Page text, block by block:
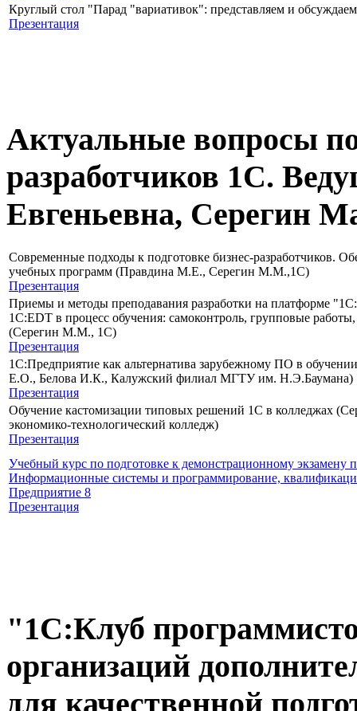
Круглый стол "Парад "вариативок": представляем и
Презентация
Актуальные вопросы
разработчиков 1С.
Евгеньевна, Серегин
Современные подходы к подготовке бизнес-разработчиков.
учебных программ (Правдина М.Е., Серегин М.М.,1С)
Презентация
Приемы и методы преподавания разработки на платформе
1C:EDT в процесс обучения: самоконтроль, групповые
(Серегин М.М., 1С)
Презентация
1С:Предприятие как альтернатива зарубежному ПО в
Е.О., Белова И.К., Калужский филиал МГТУ им. Н.Э.Баумана)
Презентация
Обучение кастомизации типовых решений 1С в колледжах
экономико-технологический колледж)
Презентация
Учебный курс по подготовке к демонстрационному экзамену
Информационные системы и программирование,
Предприятие 8
Презентация
"1С:Клуб
организаций
для качественной